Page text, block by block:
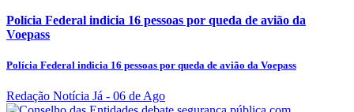
Polícia Federal indicia 16 pessoas por queda de avião da
Voepass
Polícia Federal indicia 16 pessoas por queda de avião da Voepass
Redação Notícia Já - 06 de Ago